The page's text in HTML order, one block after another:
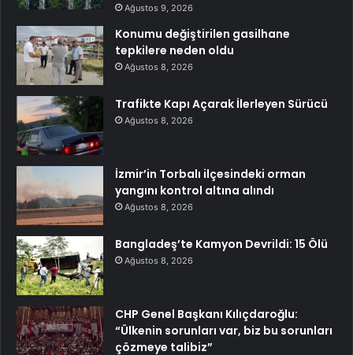
Ağustos 9, 2026
Konumu değiştirilen gasilhane
tepkilere neden oldu
Ağustos 8, 2026
Trafikte Kapı Açarak İlerleyen Sürücü
Ağustos 8, 2026
İzmir’in Torbalı ilçesindeki orman
yangını kontrol altına alındı
Ağustos 8, 2026
Bangladeş’te Kamyon Devrildi: 15 Ölü
Ağustos 8, 2026
CHP Genel Başkanı Kılıçdaroğlu:
“Ülkenin sorunları var, biz bu sorunları
çözmeye talibiz”